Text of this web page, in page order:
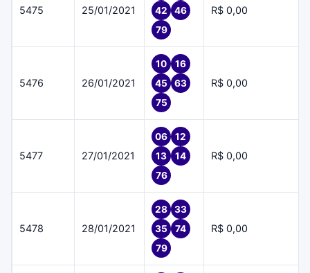
5475 25/01/2021
42
46
79
R$ 0,00
5476 26/01/2021
10
16
45
63
75
R$ 0,00
5477 27/01/2021
06
12
13
14
76
R$ 0,00
5478 28/01/2021
28
33
35
74
79
R$ 0,00